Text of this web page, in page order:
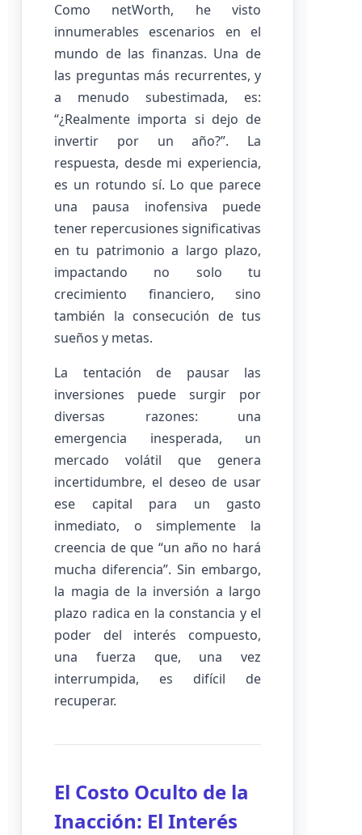
Como netWorth, he visto
innumerables escenarios en el
mundo de las finanzas. Una de
las preguntas más recurrentes, y
a menudo subestimada, es:
“¿Realmente importa si dejo de
invertir por un año?”. La
respuesta, desde mi experiencia,
es un rotundo sí. Lo que parece
una pausa inofensiva puede
tener repercusiones significativas
en tu patrimonio a largo plazo,
impactando no solo tu
crecimiento financiero, sino
también la consecución de tus
sueños y metas.
La tentación de pausar las
inversiones puede surgir por
diversas razones: una
emergencia inesperada, un
mercado volátil que genera
incertidumbre, el deseo de usar
ese capital para un gasto
inmediato, o simplemente la
creencia de que “un año no hará
mucha diferencia”. Sin embargo,
la magia de la inversión a largo
plazo radica en la constancia y el
poder del interés compuesto,
una fuerza que, una vez
interrumpida, es difícil de
recuperar.
El Costo Oculto de la
Inacción: El Interés